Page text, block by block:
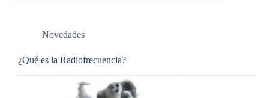
Novedades
¿Qué es la Radiofrecuencia?